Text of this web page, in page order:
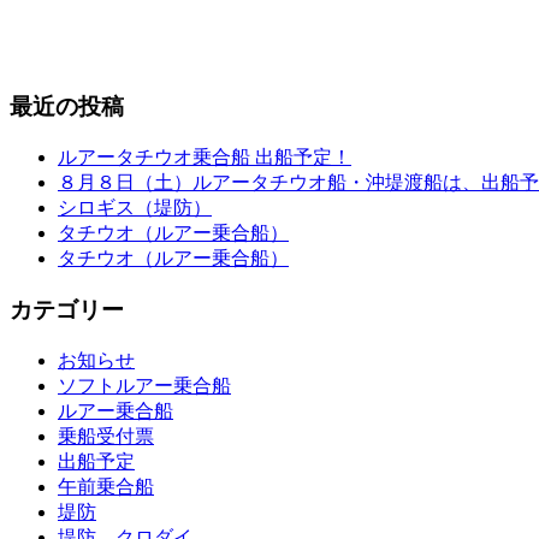
最近の投稿
ルアータチウオ乗合船 出船予定！
８月８日（土）ルアータチウオ船・沖堤渡船は、出船
シロギス（堤防）
タチウオ（ルアー乗合船）
タチウオ（ルアー乗合船）
カテゴリー
お知らせ
ソフトルアー乗合船
ルアー乗合船
乗船受付票
出船予定
午前乗合船
堤防